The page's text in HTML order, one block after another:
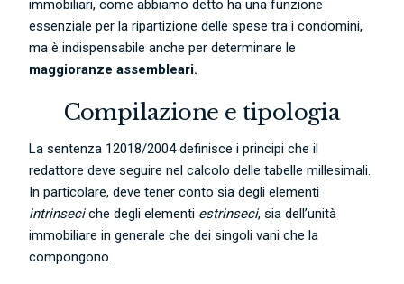
immobiliari, come abbiamo detto ha una funzione
essenziale per la ripartizione delle spese tra i condomini,
ma è indispensabile ancheper determinare le
maggioranze assembleari.
Compilazione e tipologia
La sentenza 12018/2004 definisce i principi che il
redattore deve seguire nel calcolo delle tabelle millesimali.
In particolare, deve tener conto sia degli elementi
intrinseciche degli elementi estrinseci, sia dell’unità
immobiliare in generale che dei singoli vani che la
compongono.